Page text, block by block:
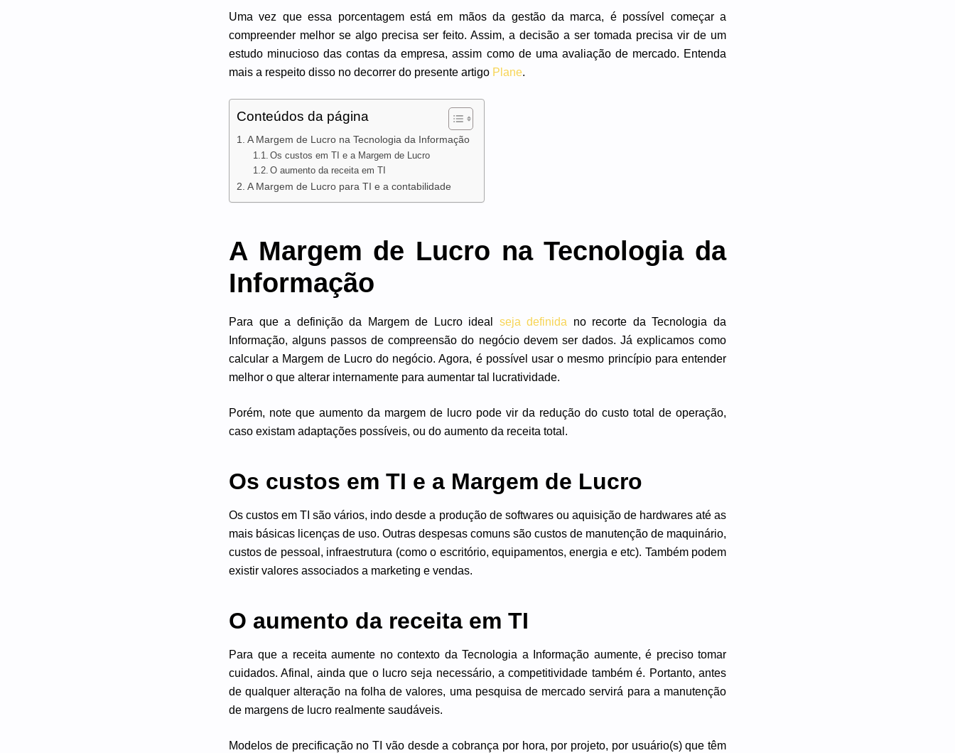
Uma vez que essa porcentagem está em mãos da gestão da marca, é possível começar a
compreender melhor se algo precisa ser feito. Assim, a decisão a ser tomada precisa vir de um
estudo minucioso das contas da empresa, assim como de uma avaliação de mercado. Entenda
mais a respeito disso no decorrer do presente artigo Plane.
Conteúdos da página
A Margem de Lucro na Tecnologia da Informação
Os custos em TI e a Margem de Lucro
O aumento da receita em TI
A Margem de Lucro para TI e a contabilidade
A Margem de Lucro na Tecnologia da
Informação
Para que a definição da Margem de Lucro ideal seja definida no recorte da Tecnologia da
Informação, alguns passos de compreensão do negócio devem ser dados. Já explicamos como
calcular a Margem de Lucro do negócio. Agora, é possível usar o mesmo princípio para entender
melhor o que alterar internamente para aumentar tal lucratividade.
Porém, note que aumento da margem de lucro pode vir da redução do custo total de operação,
caso existam adaptações possíveis, ou do aumento da receita total.
Os custos em TI e a Margem de Lucro
Os custos em TI são vários, indo desde a produção de softwares ou aquisição de hardwares até as
mais básicas licenças de uso. Outras despesas comuns são custos de manutenção de maquinário,
custos de pessoal, infraestrutura (como o escritório, equipamentos, energia e etc). Também podem
existir valores associados a marketing e vendas.
O aumento da receita em TI
Para que a receita aumente no contexto da Tecnologia a Informação aumente, é preciso tomar
cuidados. Afinal, ainda que o lucro seja necessário, a competitividade também é. Portanto, antes
de qualquer alteração na folha de valores, uma pesquisa de mercado servirá para a manutenção
de margens de lucro realmente saudáveis.
Modelos de precificação no TI vão desde a cobrança por hora, por projeto, por usuário(s) que têm